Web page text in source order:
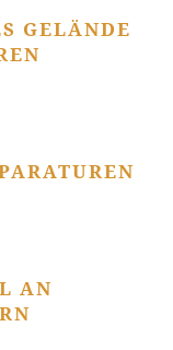
GELÄNDE
K